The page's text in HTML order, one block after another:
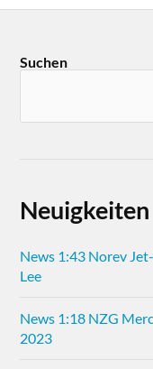
Suchen
Neuigkeiten
News 1:43 Norev
Lee
News 1:18 NZG
2023